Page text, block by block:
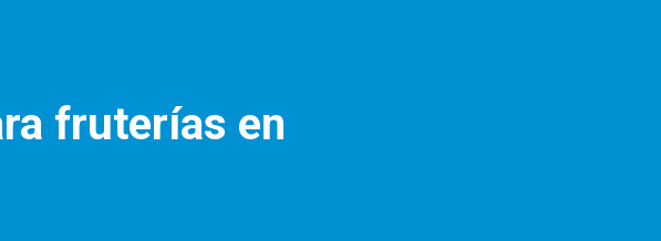
fruterías en